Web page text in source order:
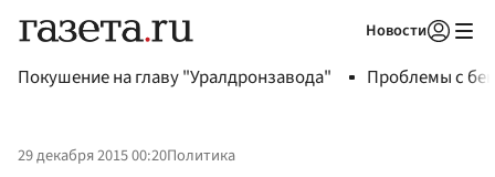
Новости
Покушение на главу "Уралдронзавода" Проблемы с
29 декабря 2015 00:20Политика